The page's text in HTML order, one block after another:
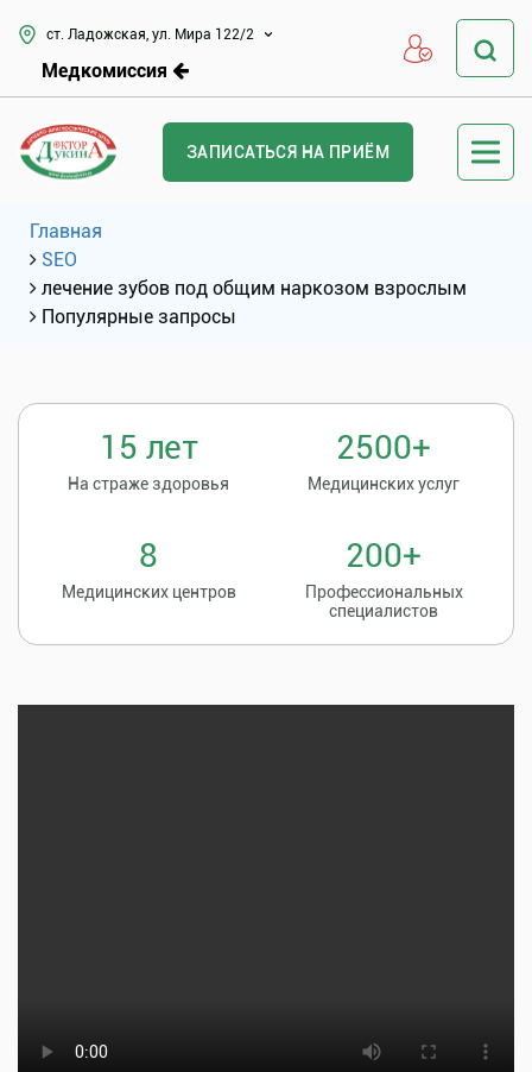
ст. Ладожская, ул. Мира 122/2
Медкомиссия
ЗАПИСАТЬСЯ НА ПРИЁМ
Главная
SEO
лечение зубов под общим наркозом взрослым
Популярные запросы
15 лет
На страже здоровья
2500+
Медицинских услуг
8
Медицинских центров
200+
Профессиональных
специалистов